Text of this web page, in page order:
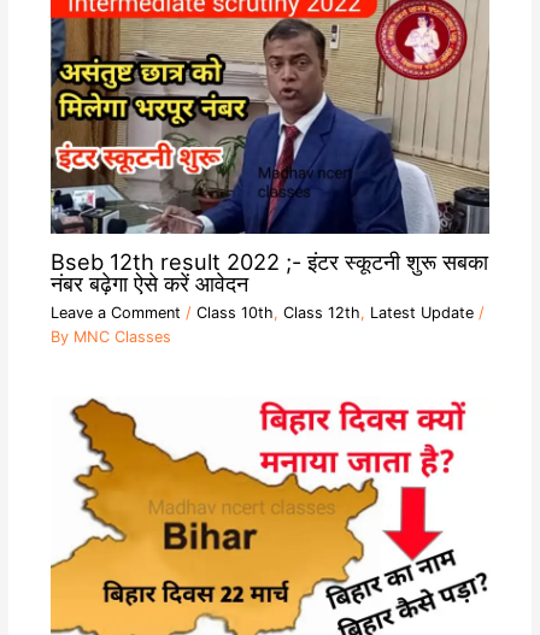
Bseb 12th result 2022 ;- इंटर स्कूटनी शुरू सबका
नंबर बढ़ेगा ऐसे करें आवेदन
Leave a Comment / Class 10th, Class 12th, Latest Update/
By MNC Classes